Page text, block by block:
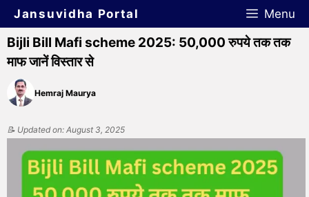
Jansuvidha Portal Menu
Bijli Bill Mafi scheme 2025: 50,000 रुपये तक तक
माफ जानें विस्तार से
Hemraj Maurya
📝 Updated on: August 3, 2025